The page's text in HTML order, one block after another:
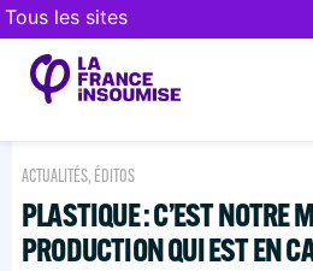
Tous les sites
ACTUALITÉS, ÉDITOS
PLASTIQUE : C’EST NOTRE
PRODUCTION QUI EST EN